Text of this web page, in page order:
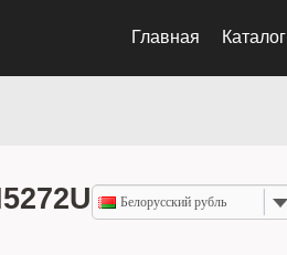
Главная Каталог
Белорусский рубль